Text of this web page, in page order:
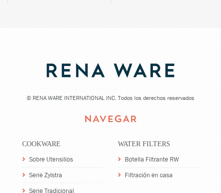
© RENA WARE INTERNATIONAL INC. Todos los derechos reservados
NAVEGAR
COOKWARE
Sobre Utensilios
Serie Zylstra
Serie Tradicional
WATER FILTERS
Botella Filtrante RW
Filtración en casa